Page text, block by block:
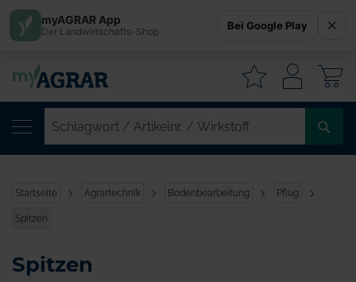
Startseite Agrartechnik Bodenbearbeitung Pflug
Spitzen
Spitzen
myAGRAR App
Der Landwirtschafts-Shop Bei Google Play